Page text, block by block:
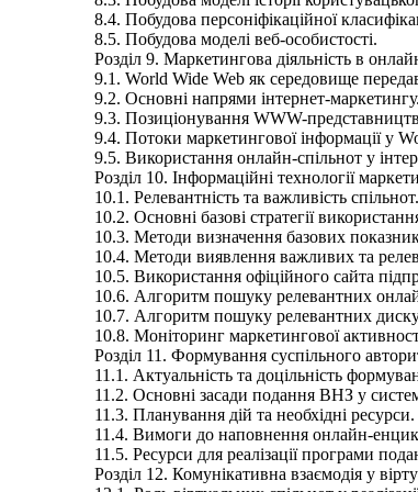
8.4. Побудова персоніфікаційної
8.5. Побудова моделі веб-особистості.
Розділ 9. Маркетингова діяльність в
9.1. World Wide Web як середовище
9.2. Основні напрями інтернет-маркетингу.
9.3. Позиціонування WWW-
9.4. Потоки маркетингової інформації у
9.5. Використання онлайн-спільнот у
Розділ 10. Інформаційні технології
10.1. Релевантність та важливість спільнот.
10.2. Основні базові стратегії
10.3. Методи визначення базових
10.4. Методи виявлення важливих та
10.5. Використання офіційного сайта
10.6. Алгоритм пошуку релевантних
10.7. Алгоритм пошуку релевантних
10.8. Моніторинг маркетингової
Розділ 11. Формування суспільного
11.1. Актуальність та доцільність
11.2. Основні засади подання ВНЗ у
11.3. Планування дій та необхідні ресурси.
11.4. Вимоги до наповнення онлайн-
11.5. Ресурси для реалізації програми
Розділ 12. Комунікативна взаємодія у